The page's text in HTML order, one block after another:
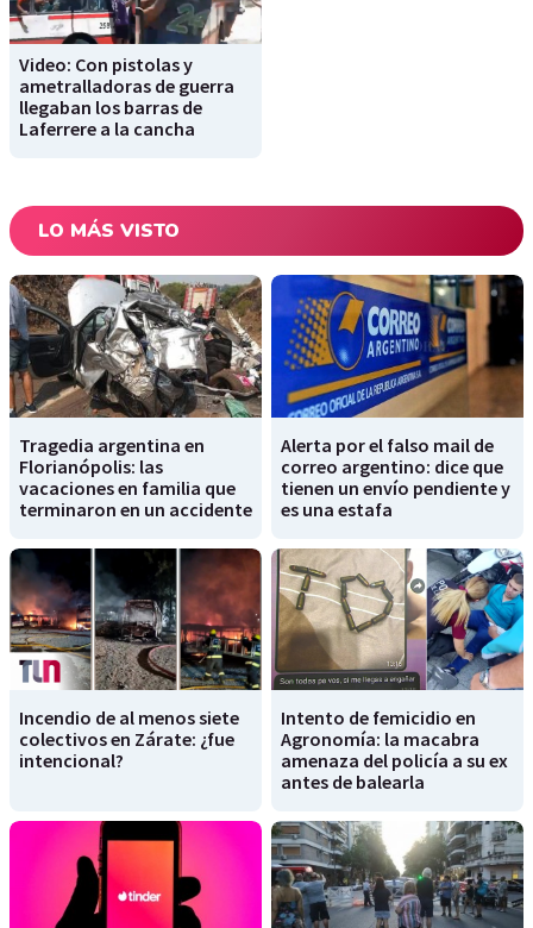
Video: Con pistolas y
ametralladoras de guerra
llegaban los barras de
Laferrere a la cancha
LO MÁS VISTO
Tragedia argentina en
Florianópolis: las
vacaciones en familia que
terminaron en un accidente
Alerta por el falso mail de
correo argentino: dice que
tienen un envío pendiente y
es una estafa
Incendio de al menos siete
colectivos en Zárate: ¿fue
intencional?
Intento de femicidio en
Agronomía: la macabra
amenaza del policía a su ex
antes de balearla